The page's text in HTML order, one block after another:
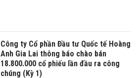
Công ty Cổ phần Đầu tư Quốc tế Hoàng
Anh Gia Lai thông báo chào bán
18.800.000 cổ phiếu lần đầu ra công
chúng (Kỳ 1)